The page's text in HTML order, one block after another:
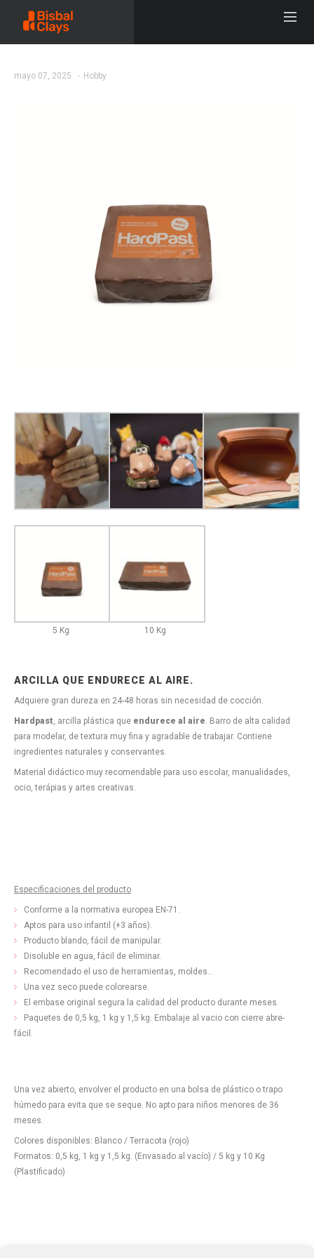
mayo 07, 2025 Hobby
5 Kg 10 Kg
ARCILLA QUE ENDURECE AL AIRE.
Adquiere gran dureza en 24-48 horas sin necesidad de cocción.
Hardpast , arcilla plástica que endurece al aire . Barro de alta calidad
para modelar, de textura muy fina y agradable de trabajar. Contiene
ingredientes naturales y conservantes.
Material didáctico muy recomendable para uso escolar, manualidades,
ocio, terápias y artes creativas.
Especificaciones del producto
Conforme a la normativa europea EN-71.
Aptos para uso infantil (+3 años).
Producto blando, fácil de manipular.
Disoluble en agua, fácil de eliminar.
Recomendado el uso de herramientas, moldes...
Una vez seco puede colorearse.
El embase original segura la calidad del producto durante meses.
Paquetes de 0,5 kg, 1 kg y 1,5 kg. Embalaje al vacio con cierre abre-
fácil.
Una vez abierto, envolver el producto en una bolsa de plástico o trapo
húmedo para evita que se seque. No apto para niños menores de 36
meses.
Colores disponibles: Blanco / Terracota (rojo)
Formatos: 0,5 kg, 1 kg y 1,5 kg. (Envasado al vacío) / 5 kg y 10 Kg
(Plastificado)